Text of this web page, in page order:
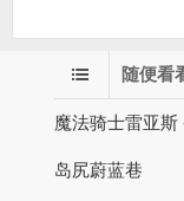
随便看
魔法骑士雷亚
岛尻蔚蓝巷